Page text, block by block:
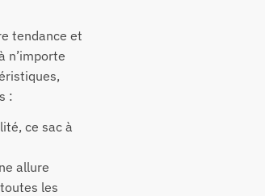
tendance et
n’importe
:
ce sac à
allure
les